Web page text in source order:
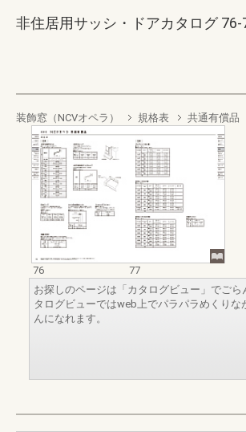
非住居用サッシ・ドアカタログ 76-
装飾窓（NCVオペラ） 規格表 共通有償品
76
77
お探しのページは「カタログビュー」でごら
タログビューではweb上でパラパラめくりな
んになれます。